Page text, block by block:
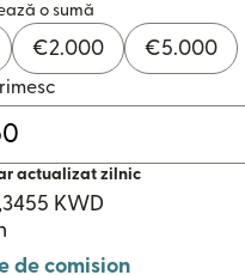
o sumă
€2.000 €5.000
actualizat zilnic
KWD
de comision